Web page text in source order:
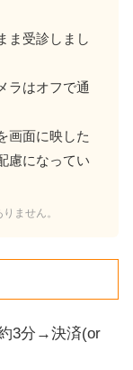
ま受診しまし
ラはオフで通
画面に映した
慮になってい
ません。
3分→決済(or